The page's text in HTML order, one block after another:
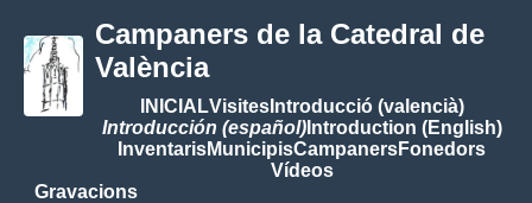
Campaners de la Catedral de
València
INICIALVisitesIntroducció (valencià)
Introducción (español)Introduction (English)
InventarisMunicipisCampanersFonedors
Vídeos
Gravacions